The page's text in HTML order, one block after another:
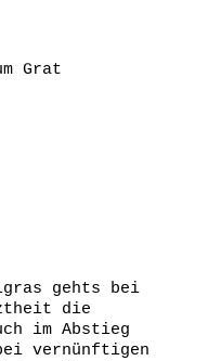
Grat
gehts bei
die
im Abstieg
vernünftigen